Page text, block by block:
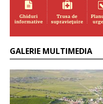
GALERIE MULTIMEDIA